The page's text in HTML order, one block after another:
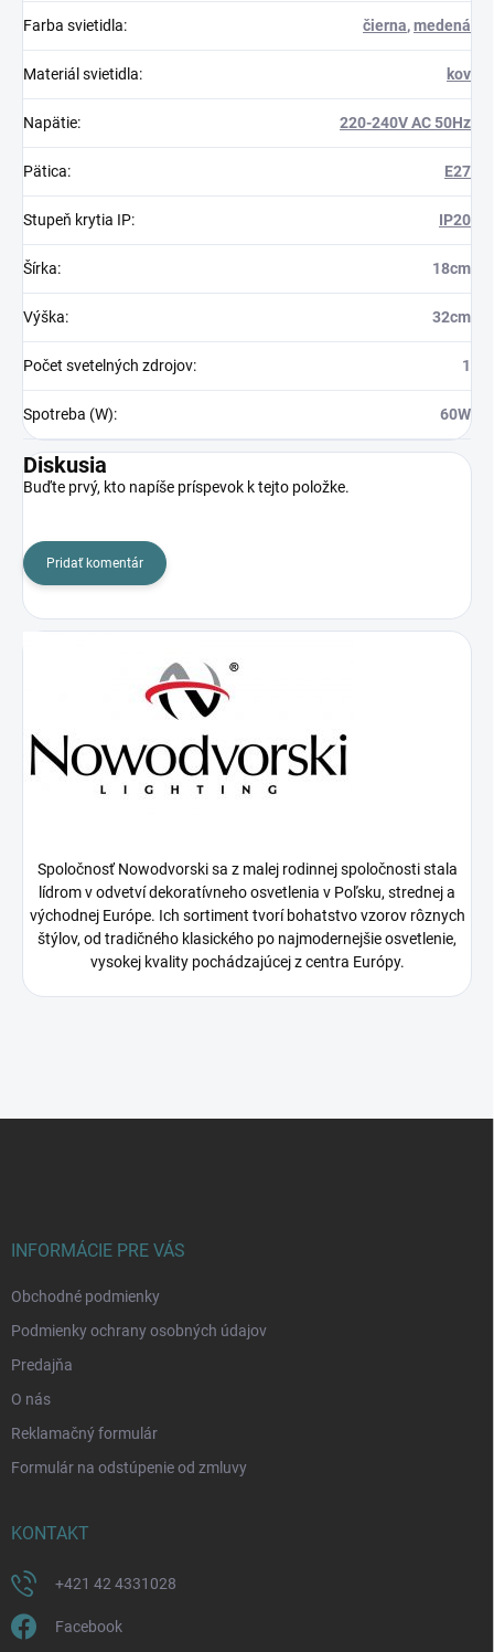
Farba svietidla: čierna,medená
Materiál svietidla: kov
Napätie: 220-240V AC 50Hz
Pätica: E27
Stupeň krytia IP: IP20
Šírka: 18cm
Výška: 32cm
Počet svetelných zdrojov: 1
Spotreba (W): 60W
Diskusia
Buďte prvý, kto napíše príspevok k tejto položke.
Pridať komentár
Spoločnosť Nowodvorski sa z malej rodinnej spoločnosti stala
lídrom v odvetví dekoratívneho osvetlenia v Poľsku, strednej a
východnej Európe. Ich sortiment tvorí bohatstvo vzorov rôznych
štýlov, od tradičného klasického po najmodernejšie osvetlenie,
vysokej kvality pochádzajúcej z centra Európy.
INFORMÁCIE PRE VÁS
Obchodné podmienky
Podmienky ochrany osobných údajov
Predajňa
O nás
Reklamačný formulár
Formulár na odstúpenie od zmluvy
KONTAKT
+421 42 4331028
Facebook